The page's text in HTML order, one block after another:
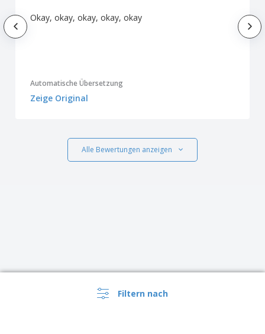
Filtern nach
Okay, okay, okay, okay, okay
Automatische Übersetzung
Zeige Original
Alle Bewertungen anzeigen